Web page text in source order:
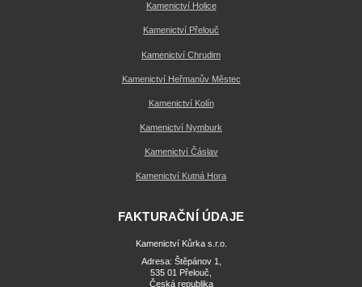
Kamenictví Holice
Kamenictví Přelouč
Kamenictví Chrudim
Kamenictví Heřmanův Městec
Kamenictví Kolín
Kamenictví Nymburk
Kamenictví Čáslav
Kamenictví Kutná Hora
FAKTURAČNÍ ÚDAJE
Kamenictví Kůrka s.r.o.
Adresa: Štěpánov 1,
535 01 Přelouč,
Česká republika